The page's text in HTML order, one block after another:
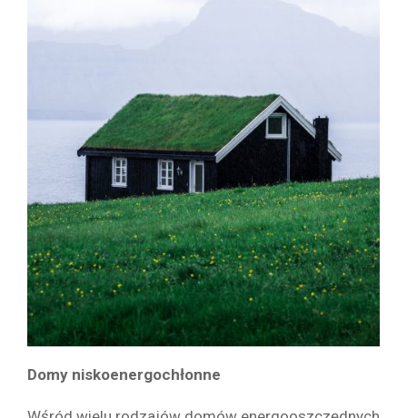
Domy niskoenergochłonne